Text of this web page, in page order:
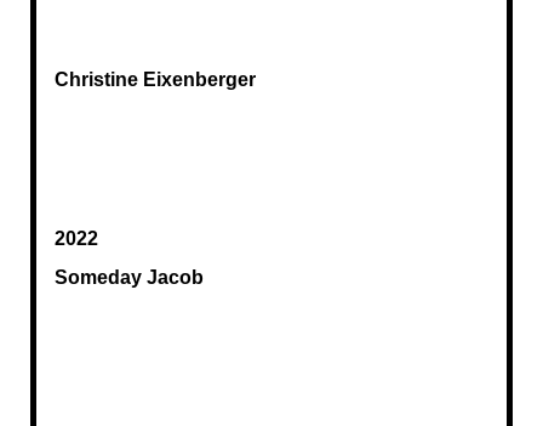
Christine Eixenberger
2022
Someday Jacob